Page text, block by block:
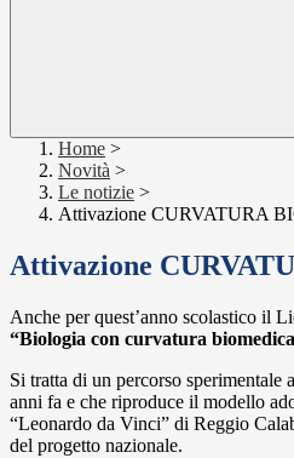
Home >
Novità >
Le notizie >
Attivazione CURVATURA
Attivazione
Anche per quest’anno scolastico il
“Biologia con curvatura
Si tratta di un percorso sperimentale
anni fa e che riproduce il modello
“Leonardo da Vinci” di Reggio
del progetto nazionale.